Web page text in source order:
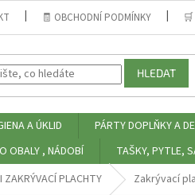
🧾 OBCHODNÍ PODMÍNKY
HLEDAT
A ÚKLID PÁRTY DOPLŇKY A
OBALY , NÁDOBÍ TAŠKY, PYTLE,
ZAKRÝVACÍ PLACHTY Zakrývací